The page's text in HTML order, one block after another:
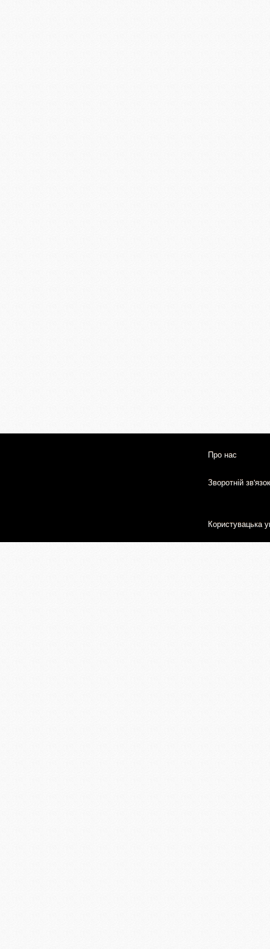
Про нас
Зворотній зв'язок
Користувацька